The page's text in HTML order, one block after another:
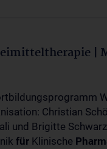
|
Christian
und Brigitte
für Klinische